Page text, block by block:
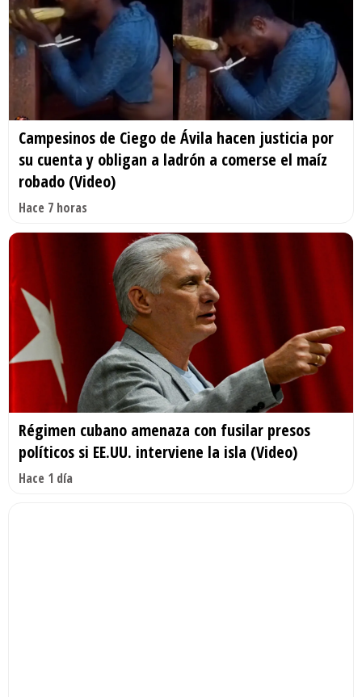
Campesinos de Ciego de Ávila hacen justicia por
su cuenta y obligan a ladrón a comerse el maíz
robado (Video)
Hace 7 horas
Régimen cubano amenaza con fusilar presos
políticos si EE.UU. interviene la isla (Video)
Hace 1 día